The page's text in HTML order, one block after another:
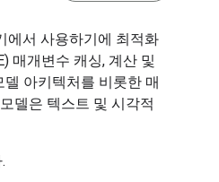
에서 사용하기에 최적화
매개변수 캐싱, 계산 및
아키텍처를 비롯한 매
델은 텍스트 및 시각적